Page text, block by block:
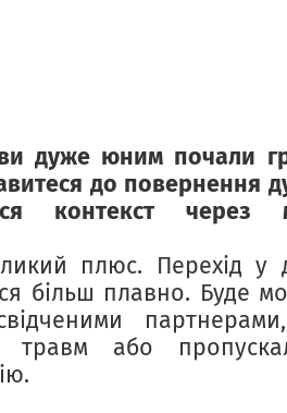
дуже юним почали
до повернення
контекст через
плюс. Перехід у
більш плавно. Буде
травм або